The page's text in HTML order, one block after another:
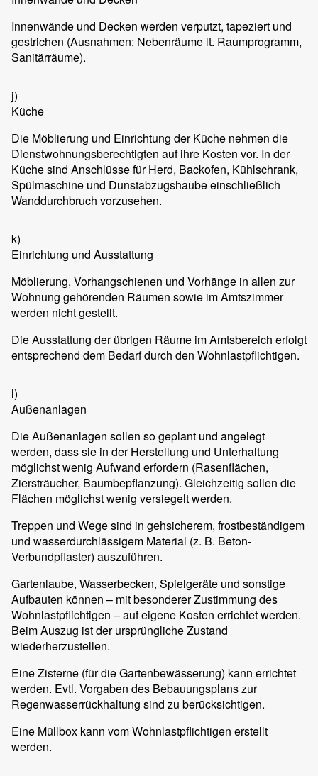
Innenwände und Decken werden verputzt, tapeziert und
gestrichen (Ausnahmen: Nebenräume lt. Raumprogramm,
Sanitärräume).
j)
Küche
Die Möblierung und Einrichtung der Küche nehmen die
Dienstwohnungsberechtigten auf ihre Kosten vor. In der
Küche sind Anschlüsse für Herd, Backofen, Kühlschrank,
Spülmaschine und Dunstabzugshaube einschließlich
Wanddurchbruch vorzusehen.
k)
Einrichtung und Ausstattung
Möblierung, Vorhangschienen und Vorhänge in allen zur
Wohnung gehörenden Räumen sowie im Amtszimmer
werden nicht gestellt.
Die Ausstattung der übrigen Räume im Amtsbereich erfolgt
entsprechend dem Bedarf durch den Wohnlastpflichtigen.
l)
Außenanlagen
Die Außenanlagen sollen so geplant und angelegt
werden, dass sie in der Herstellung und Unterhaltung
möglichst wenig Aufwand erfordern (Rasenflächen,
Ziersträucher, Baumbepflanzung). Gleichzeitig sollen die
Flächen möglichst wenig versiegelt werden.
Treppen und Wege sind in gehsicherem, frostbeständigem
und wasserdurchlässigem Material (z. B. Beton-
Verbundpflaster) auszuführen.
Gartenlaube, Wasserbecken, Spielgeräte und sonstige
Aufbauten können – mit besonderer Zustimmung des
Wohnlastpflichtigen – auf eigene Kosten errichtet werden.
Beim Auszug ist der ursprüngliche Zustand
wiederherzustellen.
Eine Zisterne (für die Gartenbewässerung) kann errichtet
werden. Evtl. Vorgaben des Bebauungsplans zur
Regenwasserrückhaltung sind zu berücksichtigen.
Eine Müllbox kann vom Wohnlastpflichtigen erstellt
werden.